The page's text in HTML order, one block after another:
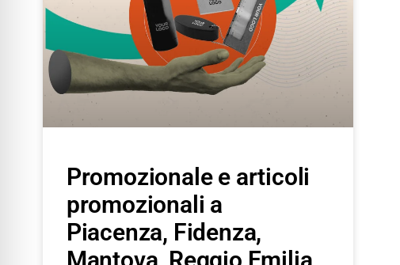
Promozionale e articoli
promozionali a
Piacenza, Fidenza,